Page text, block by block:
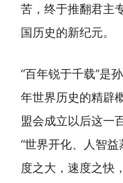
苦，终于推翻君主
国历史的新纪元。
“百年锐于千载”是
年世界历史的精辟
盟会成立以后这一
“世界开化、人智
度之大，速度之快